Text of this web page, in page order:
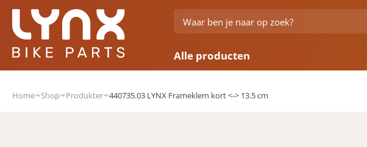
Alle producten
Home Shop Produkter 440735.03 LYNX Frameklem kort <-> 13.5 cm